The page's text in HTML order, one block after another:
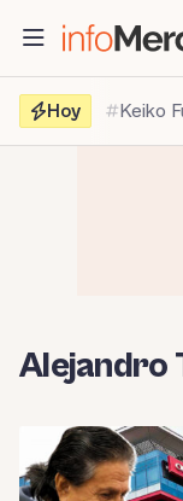
contenido
Hoy
Keiko
Alejandro